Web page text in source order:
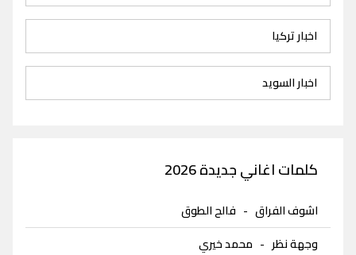
اخبار تركيا
اخبار السويد
كلمات اغاني جديدة 2026
اشوف الفراق - فالح الطوق
وجهة نظر - محمد خيري